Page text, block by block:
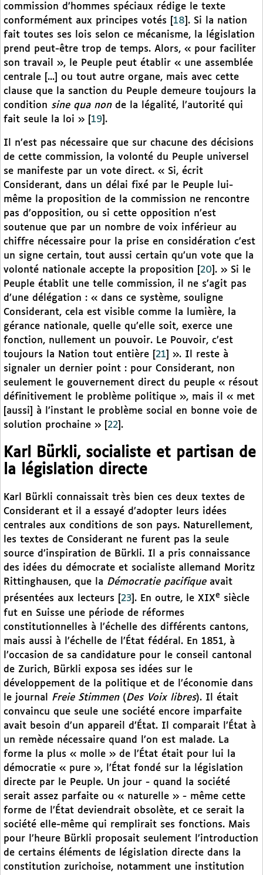
commission d’hommes spéciaux rédige le texte
conformément aux principes votés
18 . Si la nation
fait toutes ses lois selon ce mécanisme, la législation
prend peut-être trop de temps. Alors, « pour faciliter
son travail », le Peuple peut établir « une assemblée
centrale [...] ou tout autre organe, mais avec cette
clause que la sanction du Peuple demeure toujours la
condition sine qua nonde la légalité, l’autorité qui
fait seule la loi »
19 .
Il n’est pas nécessaire que sur chacune des décisions
de cette commission, la volonté du Peuple universel
se manifeste par un vote direct. « Si, écrit
Considerant, dans un délai fixé par le Peuple lui-
même la proposition de la commission ne rencontre
pas d’opposition, ou si cette opposition n’est
soutenue que par un nombre de voix inférieur au
chiffre nécessaire pour la prise en considération c’est
un signe certain, tout aussi certain qu’un vote que la
volonté nationale accepte la proposition
20 . » Si le
Peuple établit une telle commission, il ne s’agit pas
d’une délégation : « dans ce système, souligne
Considerant, cela est visible comme la lumière, la
gérance nationale, quelle qu’elle soit, exerce une
fonction, nullement un pouvoir. Le Pouvoir, c’est
toujours la Nation tout entière
21
». Il reste à
signaler un dernier point : pour Considerant, non
seulement le gouvernement direct du peuple « résout
définitivement le problème politique », mais il « met
[aussi] à l’instant le problème social en bonne voie de
solution prochaine »
22 .
Karl Bürkli, socialiste et partisan de
la législation directe
Karl Bürkli connaissait très bien ces deux textes de
Considerant et il a essayé d’adopter leurs idées
centrales aux conditions de son pays. Naturellement,
les textes de Considerant ne furent pas la seule
source d’inspiration de Bürkli. Il a pris connaissance
des idées du démocrate et socialiste allemand Moritz
Rittinghausen, que la Démocratie pacifiqueavait
présentées aux lecteurs
23 . En outre, le XIXe siècle
fut en Suisse une période de réformes
constitutionnelles à l’échelle des différents cantons,
mais aussi à l’échelle de l’État fédéral. En 1851, à
l’occasion de sa candidature pour le conseil cantonal
de Zurich, Bürkli exposa ses idées sur le
développement de la politique et de l’économie dans
le journal Freie Stimmen(Des Voix libres). Il était
convaincu que seule une société encore imparfaite
avait besoin d’un appareil d’État. Il comparait l’État à
un remède nécessaire quand l’on est malade. La
forme la plus « molle » de l’État était pour lui la
démocratie « pure », l’État fondé sur la législation
directe par le Peuple. Un jour - quand la société
serait assez parfaite ou « naturelle » - même cette
forme de l’État deviendrait obsolète, et ce serait la
société elle-même qui remplirait ses fonctions. Mais
pour l’heure Bürkli proposait seulement l’introduction
de certains éléments de législation directe dans la
constitution zurichoise, notamment une institution